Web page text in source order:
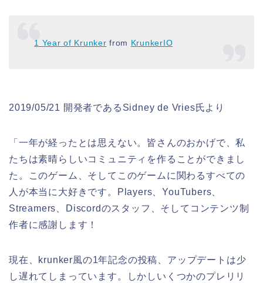
1 Year of Krunker from KrunkerIO
2019/05/21 開発者であるSidney de Vries氏より
「一年が経ったとは思えない。皆さんのおかげで、私
たちは素晴らしいコミュニティを作ることができまし
た。このゲーム、そしてこのゲームに関わるすべての
人が本当に大好きです。Players、YouTubers、
Streamers、Discordのスタッフ、そしてコンテンツ制
作者に感謝します！
現在、krunker風の1年記念の投稿、アップデートは少
し遅れてしまっています。しかしいくつかのプレリリ